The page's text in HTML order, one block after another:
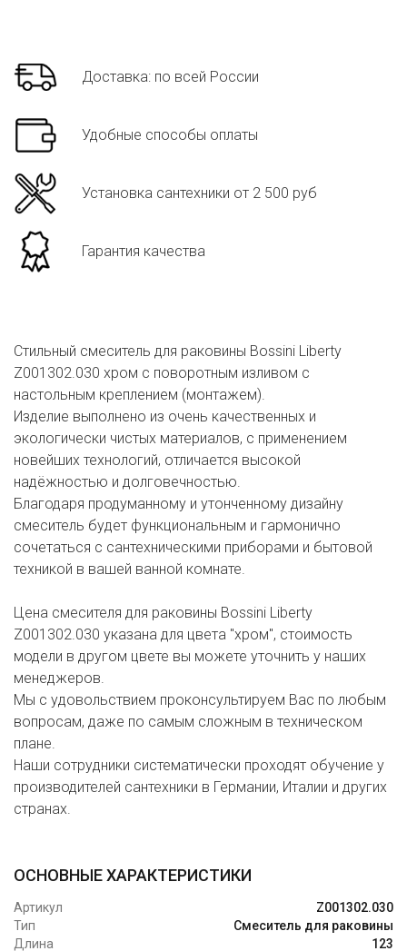
Доставка: по всей России
Удобные способы оплаты
Установка сантехники от 2 500 руб
Гарантия качества
Стильный смеситель для раковины Bossini Liberty
Z001302.030 хром с поворотным изливом с
настольным креплением (монтажем).
Изделие выполнено из очень качественных и
экологически чистых материалов, с применением
новейших технологий, отличается высокой
надёжностью и долговечностью.
Благодаря продуманному и утонченному дизайну
смеситель будет функциональным и гармонично
сочетаться с сантехническими приборами и бытовой
техникой в вашей ванной комнате.
Цена смесителя для раковины Bossini Liberty
Z001302.030 указана для цвета "хром", стоимость
модели в другом цвете вы можете уточнить у наших
менеджеров.
Мы с удовольствием проконсультируем Вас по любым
вопросам, даже по самым сложным в техническом
плане.
Наши сотрудники систематически проходят обучение у
производителей сантехники в Германии, Италии и других
странах.
ОСНОВНЫЕ ХАРАКТЕРИСТИКИ
Артикул
Z001302.030
Тип
Смеситель для раковины
Длина
123